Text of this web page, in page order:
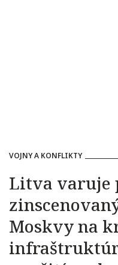
VOJNY A KONFLIKTY
Litva varuje
Moskvy na